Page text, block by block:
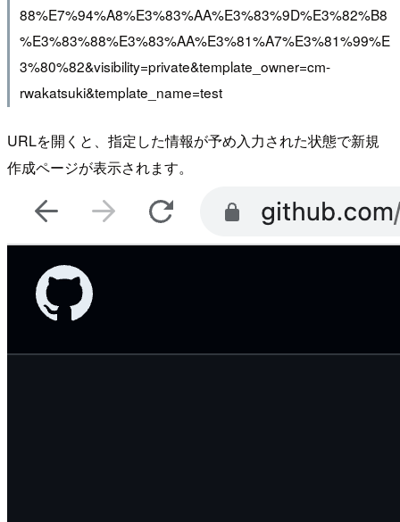
88%E7%94%A8%E3%83%AA%E3%83%9D%E3%82%B8
%E3%83%88%E3%83%AA%E3%81%A7%E3%81%99%E
3%80%82&visibility=private&template_owner=cm-
rwakatsuki&template_name=test
URLを開くと、指定した情報が予め入力された状態で新規
作成ページが表示されます。